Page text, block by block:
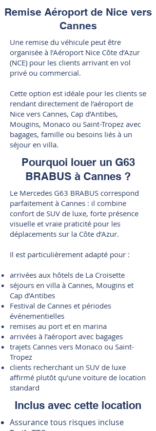
Remise Aéroport de Nice vers
Cannes
Une remise du véhicule peut être
organisée à l’Aéroport Nice Côte d’Azur
(NCE) pour les clients arrivant en vol
privé ou commercial.
Cette option est idéale pour les clients se
rendant directement de l’aéroport de
Nice vers Cannes, Cap d’Antibes,
Mougins, Monaco ou Saint-Tropez avec
bagages, famille ou besoins liés à un
séjour en villa.
Pourquoi louer un G63
BRABUS à Cannes ?
Le Mercedes G63 BRABUS correspond
parfaitement à Cannes : il combine
confort de SUV de luxe, forte présence
visuelle et vraie praticité pour les
déplacements sur la Côte d’Azur.
Il est particulièrement adapté pour :
arrivées aux hôtels de La Croisette
séjours en villa à Cannes, Mougins et
Cap d’Antibes
Festival de Cannes et périodes
événementielles
remises au port et en marina
arrivées à l’aéroport avec bagages
trajets Cannes vers Monaco ou Saint-
Tropez
clients recherchant un SUV de luxe
affirmé plutôt qu’une voiture de location
standard
Inclus avec cette location
Assurance tous risques incluse